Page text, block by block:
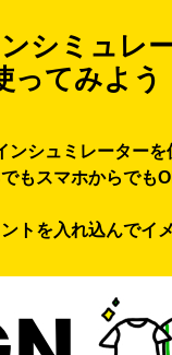
シミュレ
ってみよう
シュミレーターを
もスマホからでも
トを入れ込んでイ